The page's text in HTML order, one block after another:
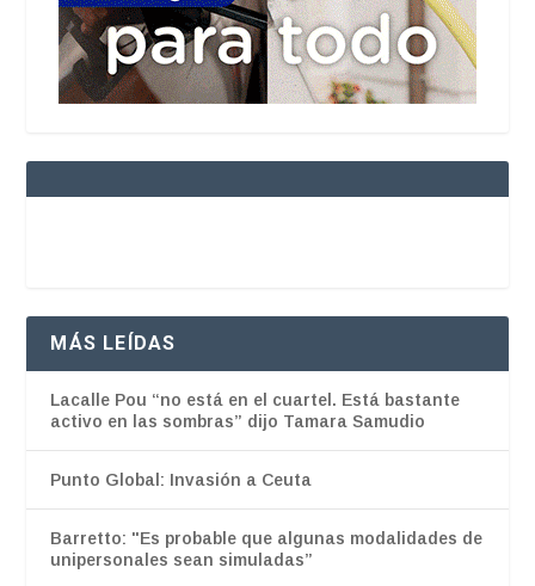
MÁS LEÍDAS
Lacalle Pou “no está en el cuartel. Está bastante
activo en las sombras” dijo Tamara Samudio
Punto Global: Invasión a Ceuta
Barretto: "Es probable que algunas modalidades de
unipersonales sean simuladas”